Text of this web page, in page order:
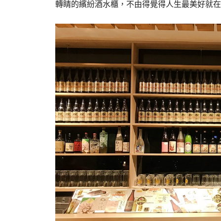
轉睛的繽紛酒水櫃，不由得覺得人生最美好就